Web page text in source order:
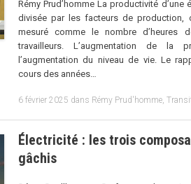
Rémy Prud’homme La productivité
divisée par les facteurs de production,
mesuré comme le nombre d’heures
travailleurs. L’augmentation de
l’augmentation du niveau de vie. Le
cours des années…
6 février 2025 dans Rémy Prud'homme
Électricité : les trois
gâchis